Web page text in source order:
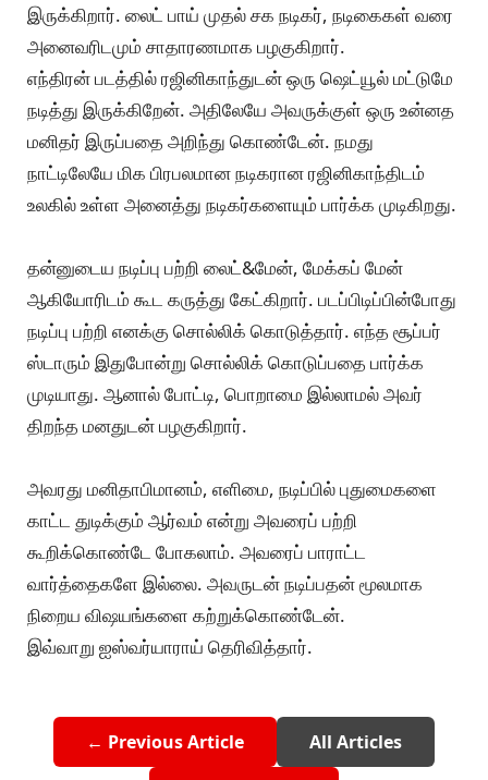
இருக்கிறார். லைட் பாய் முதல் சக நடிகர், நடிகைகள் வரை
அனைவரிடமும் சாதாரணமாக பழகுகிறார்.
எந்திரன் படத்தில் ரஜினிகாந்துடன் ஒரு ஷெட்யூல் மட்டுமே
நடித்து இருக்கிறேன். அதிலேயே அவருக்குள் ஒரு உன்னத
மனிதர் இருப்பதை அறிந்து கொண்டேன். நமது
நாட்டிலேயே மிக பிரபலமான நடிகரான ரஜினிகாந்திடம்
உலகில் உள்ள அனைத்து நடிகர்களையும் பார்க்க முடிகிறது.
தன்னுடைய நடிப்பு பற்றி லைட்&மேன், மேக்கப் மேன்
ஆகியோரிடம் கூட கருத்து கேட்கிறார். படப்பிடிப்பின்போது
நடிப்பு பற்றி எனக்கு சொல்லிக் கொடுத்தார். எந்த சூப்பர்
ஸ்டாரும் இதுபோன்று சொல்லிக் கொடுப்பதை பார்க்க
முடியாது. ஆனால் போட்டி, பொறாமை இல்லாமல் அவர்
திறந்த மனதுடன் பழகுகிறார்.
அவரது மனிதாபிமானம், எளிமை, நடிப்பில் புதுமைகளை
காட்ட துடிக்கும் ஆர்வம் என்று அவரைப் பற்றி
கூறிக்கொண்டே போகலாம். அவரைப் பாராட்ட
வார்த்தைகளே இல்லை. அவருடன் நடிப்பதன் மூலமாக
நிறைய விஷயங்களை கற்றுக்கொண்டேன்.
இவ்வாறு ஐஸ்வர்யாராய் தெரிவித்தார்.
← Previous Article All Articles